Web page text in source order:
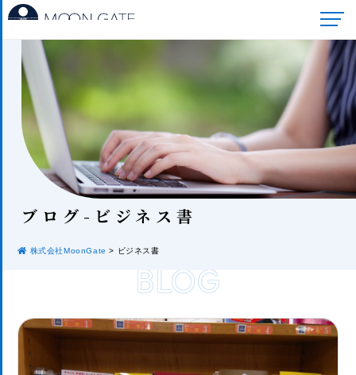
ブロ グ-ビジネス書
株式会社MoonGate > ビジネス書
BLOG